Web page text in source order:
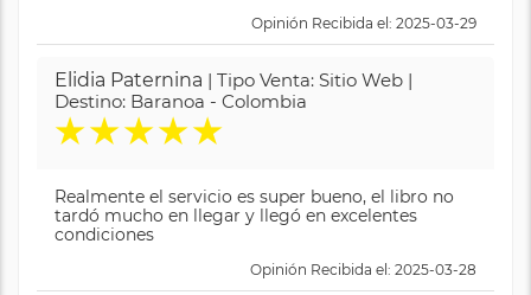
Opinión Recibida el: 2025-03-29
Elidia Paternina | Tipo Venta: Sitio Web |
Destino: Baranoa - Colombia
★★★★★
Realmente el servicio es super bueno, el libro no
tardó mucho en llegar y llegó en excelentes
condiciones
Opinión Recibida el: 2025-03-28